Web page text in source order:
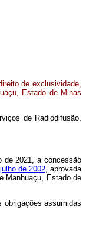
de exclusividade,
Estado de Minas
de Radiodifusão,
de 2021, a concessão
de 2002, aprovada
Manhuaçu, Estado de
obrigações assumidas